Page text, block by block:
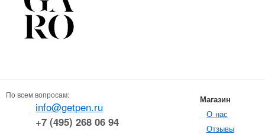
По всем вопросам:
info@getpen.ru
+7 (495) 268 06 94
Магазин
О нас
Отзывы